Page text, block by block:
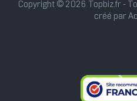
Copyright © 2026 Topbiz.fr -
créé par